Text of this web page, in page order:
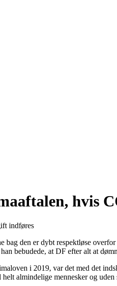
hvis
den er dybt respektløse
bebudede, at DF efter alt at
i 2019, var det med det
almindelige mennesker og uden